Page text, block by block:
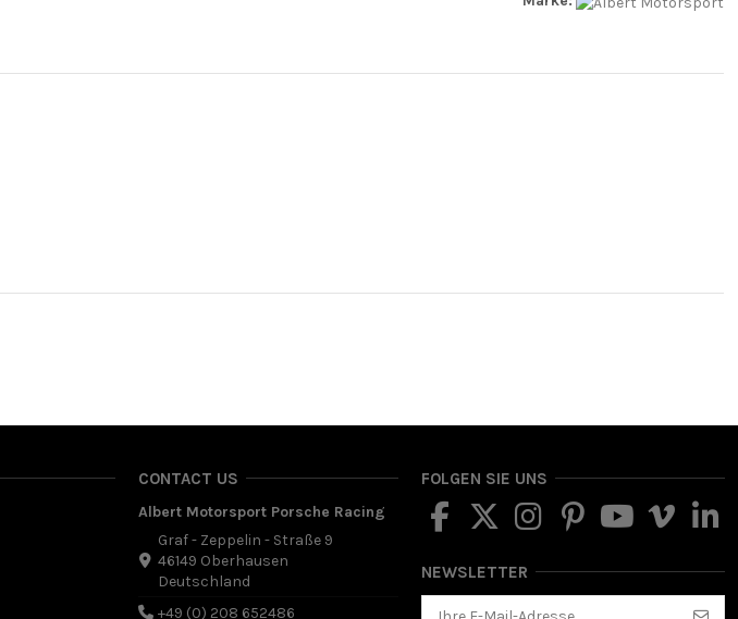
CONTACT US
Albert Motorsport Porsche Racing
Graf - Zeppelin - Straße 9
46149 Oberhausen
Deutschland
+49 (0) 208 652486
FOLGEN SIE UNS
NEWSLETTER